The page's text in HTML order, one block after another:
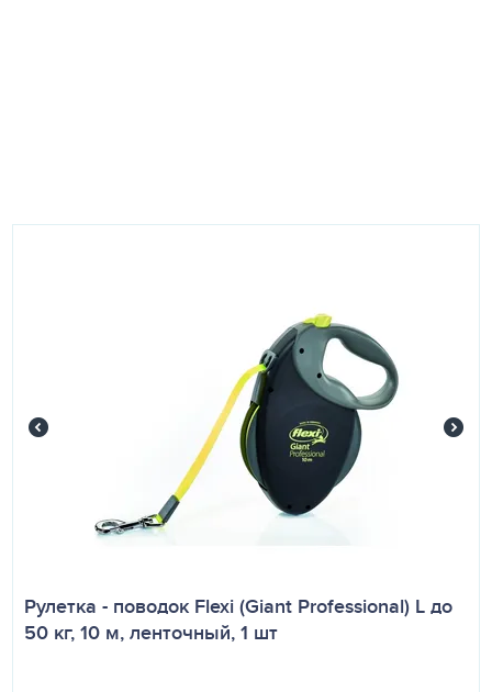
Рулетка - поводок Flexi (Giant Professional) L до
50 кг, 10 м, ленточный, 1 шт